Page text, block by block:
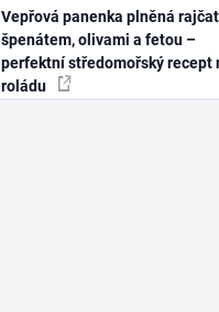
Vepřová panenka plněná
špenátem, olivami a fetou –
perfektní středomořský recept
roládu